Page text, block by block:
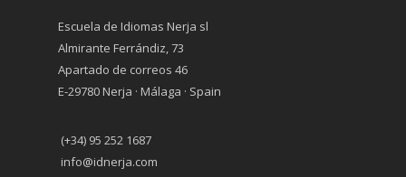
Escuela de Idiomas Nerja sl
Almirante Ferrándiz, 73
Apartado de correos 46
E-29780 Nerja · Málaga · Spain
(+34) 95 252 1687
info@idnerja.com